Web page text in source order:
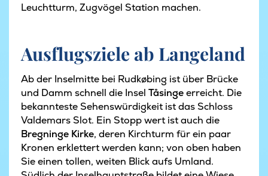
Leuchtturm, Zugvögel Station machen.
Ausflugsziele ab Langeland
Ab der Inselmitte bei Rudkøbing ist über Brücke
und Damm schnell die Insel Tåsingeerreicht. Die
bekannteste Sehenswürdigkeit ist das Schloss
Valdemars Slot. Ein Stopp wert ist auch die
Bregninge Kirke, deren Kirchturm für ein paar
Kronen erklettert werden kann; von oben haben
Sie einen tollen, weiten Blick aufs Umland.